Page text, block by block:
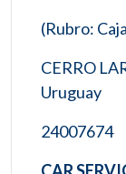
(Rubro:
CERRO
Uruguay
24007674
CAR